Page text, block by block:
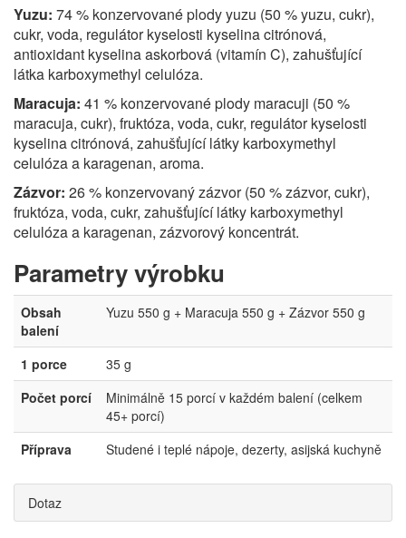
Yuzu: 74 % konzervované plody yuzu (50 % yuzu, cukr),
cukr, voda, regulátor kyselosti kyselina citrónová,
antioxidant kyselina askorbová (vitamín C), zahušťující
látka karboxymethyl celulóza.
Maracuja: 41 % konzervované plody maracuji (50 %
maracuja, cukr), fruktóza, voda, cukr, regulátor kyselosti
kyselina citrónová, zahušťující látky karboxymethyl
celulóza a karagenan, aroma.
Zázvor: 26 % konzervovaný zázvor (50 % zázvor, cukr),
fruktóza, voda, cukr, zahušťující látky karboxymethyl
celulóza a karagenan, zázvorový koncentrát.
Parametry výrobku
Obsah
balení
Yuzu 550 g + Maracuja 550 g + Zázvor 550 g
1 porce
35 g
Počet porcí
Minimálně 15 porcí v každém balení (celkem
45+ porcí)
Příprava
Studené i teplé nápoje, dezerty, asijská kuchyně
Dotaz